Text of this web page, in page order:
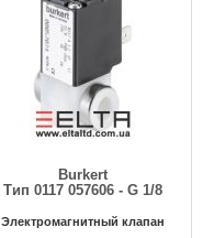
Burkert
Тип 0117 057606 - G 1/8
Электромагнитный клапан